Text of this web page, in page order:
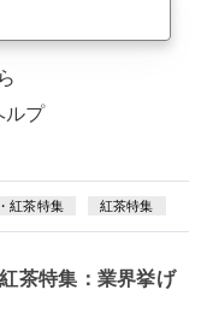
ルプ
紅茶特集 紅茶特集
茶特集：業界挙げ